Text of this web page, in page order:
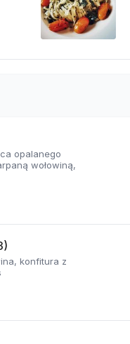
opalanego
wołowiną,
konfitura z